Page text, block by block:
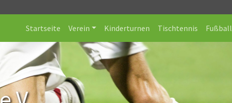
Startseite Verein Kinderturnen Tischtennis Fußball